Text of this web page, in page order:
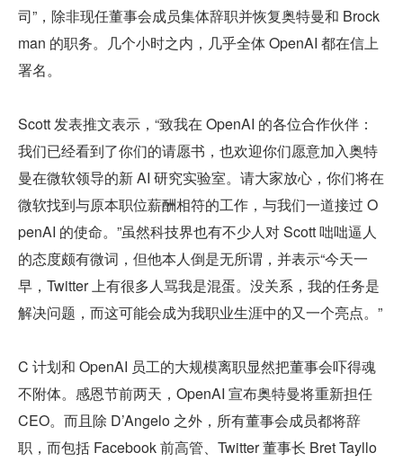
司”，除非现任董事会成员集体辞职并恢复奥特曼和 Brock
man 的职务。几个小时之内，几乎全体 OpenAI 都在信上
署名。
Scott 发表推文表示，“致我在 OpenAI 的各位合作伙伴：
我们已经看到了你们的请愿书，也欢迎你们愿意加入奥特
曼在微软领导的新 AI 研究实验室。请大家放心，你们将在
微软找到与原本职位薪酬相符的工作，与我们一道接过 O
penAI 的使命。”虽然科技界也有不少人对 Scott 咄咄逼人
的态度颇有微词，但他本人倒是无所谓，并表示“今天一
早，Twitter 上有很多人骂我是混蛋。没关系，我的任务是
解决问题，而这可能会成为我职业生涯中的又一个亮点。”
C 计划和 OpenAI 员工的大规模离职显然把董事会吓得魂
不附体。感恩节前两天，OpenAI 宣布奥特曼将重新担任
CEO。而且除 D’Angelo 之外，所有董事会成员都将辞
职，而包括 Facebook 前高管、Twitter 董事长 Bret Tayllo